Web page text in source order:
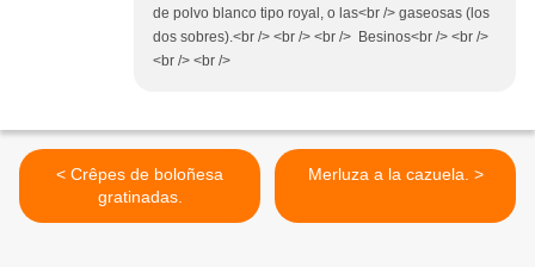
de polvo blanco tipo royal, o las<br /> gaseosas (los
dos sobres).<br /> <br /> <br /> Besinos<br /> <br />
<br /> <br />
< Crêpes de boloñesa
gratinadas.
Merluza a la cazuela. >